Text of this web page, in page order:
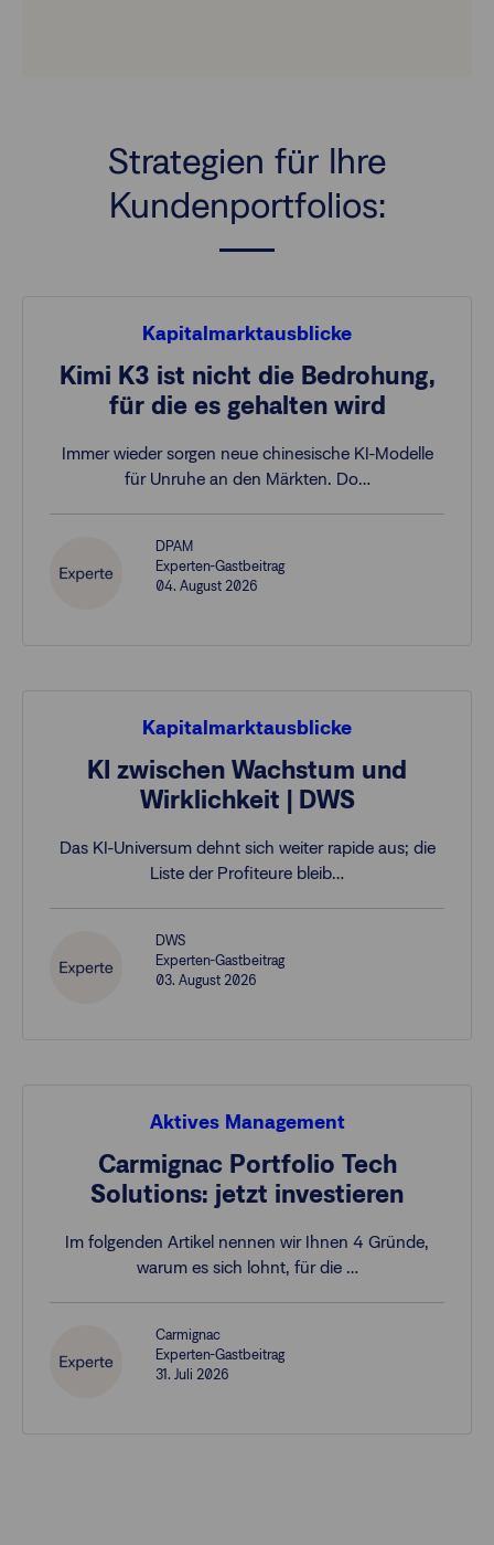
Strategien für Ihre
Kundenportfolios:
Kapitalmarktausblicke
Kimi K3 ist nicht die Bedrohung,
für die es gehalten wird
Immer wieder sorgen neue chinesische KI-Modelle
für Unruhe an den Märkten. Do…
DPAM
Experten-Gastbeitrag
04. August 2026
Kapitalmarktausblicke
KI zwischen Wachstum und
Wirklichkeit | DWS
Das KI-Universum dehnt sich weiter rapide aus; die
Liste der Profiteure bleib…
DWS
Experten-Gastbeitrag
03. August 2026
Aktives Management
Carmignac Portfolio Tech
Solutions: jetzt investieren
Im folgenden Artikel nennen wir Ihnen 4 Gründe,
warum es sich lohnt, für die …
Carmignac
Experten-Gastbeitrag
31. Juli 2026